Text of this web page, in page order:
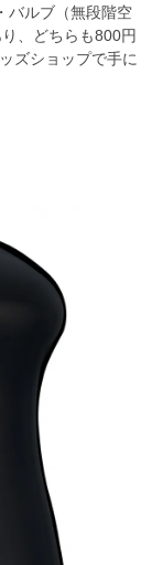
バルブ（無段階空
、どちらも800円
ズショップで手に